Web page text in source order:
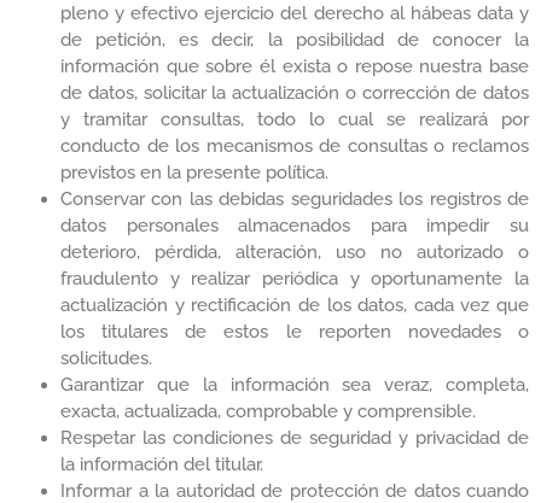
pleno y efectivo ejercicio del derecho al hábeas data y
de petición, es decir, la posibilidad de conocer la
información que sobre él exista o repose nuestra base
de datos, solicitar la actualización o corrección de datos
y tramitar consultas, todo lo cual se realizará por
conducto de los mecanismos de consultas o reclamos
previstos en la presente política.
Conservar con las debidas seguridades los registros de
datos personales almacenados para impedir su
deterioro, pérdida, alteración, uso no autorizado o
fraudulento y realizar periódica y oportunamente la
actualización y rectificación de los datos, cada vez que
los titulares de estos le reporten novedades o
solicitudes.
Garantizar que la información sea veraz, completa,
exacta, actualizada, comprobable y comprensible.
Respetar las condiciones de seguridad y privacidad de
la información del titular.
Informar a la autoridad de protección de datos cuando